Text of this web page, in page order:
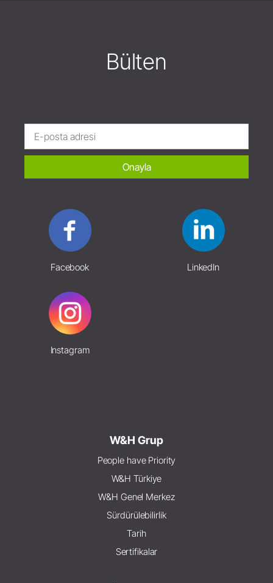
Bülten
Onayla
Facebook LinkedIn
Instagram
W&H Grup
People have Priority
W&H Türkiye
W&H Genel Merkez
Sürdürülebilirlik
Tarih
Sertifikalar